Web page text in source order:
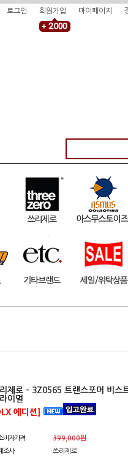
로그인 회원가입 마이페이지
제로 - 3Z0565 트랜스포머 비스
이멀
에디션]
비자가격
399,000원
조사
쓰리제로